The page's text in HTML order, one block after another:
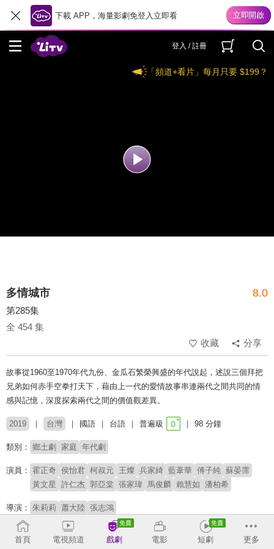
下載 APP，海量影劇免登入立即看
登入 / 註冊
「頻道+看片」每月只要 $199？
多情城市 8.0
第285集
全 454 集
收藏
分享
故事從1960至1970年代九份、金瓜石繁榮興盛的年代說起，述說三個拜把
兄弟如何赤手空拳打天下，藉由上一代的愛情故事串連兩代之間共同的情
感與記憶，深度探索兩代之間的價值觀差異。
2019 台灣 國語 台語 普遍級 98 分鐘
類別： 鄉土劇 家庭 年代劇
演員： 霍正奇 侯怡君 柯叔元 王燦 兵家綺 藍葦華 傅子純 蘇晏霈
黃文星
許仁杰 郭亞棠 張家瑋 馬俊麟 賴慧如 潘柏希
導演： 朱莉莉 蕭大陸 張志鴻
# 婚姻 # 夫妻關係# 狗血
# 八點檔
首頁
電視頻道 戲劇 電影 短劇 更多